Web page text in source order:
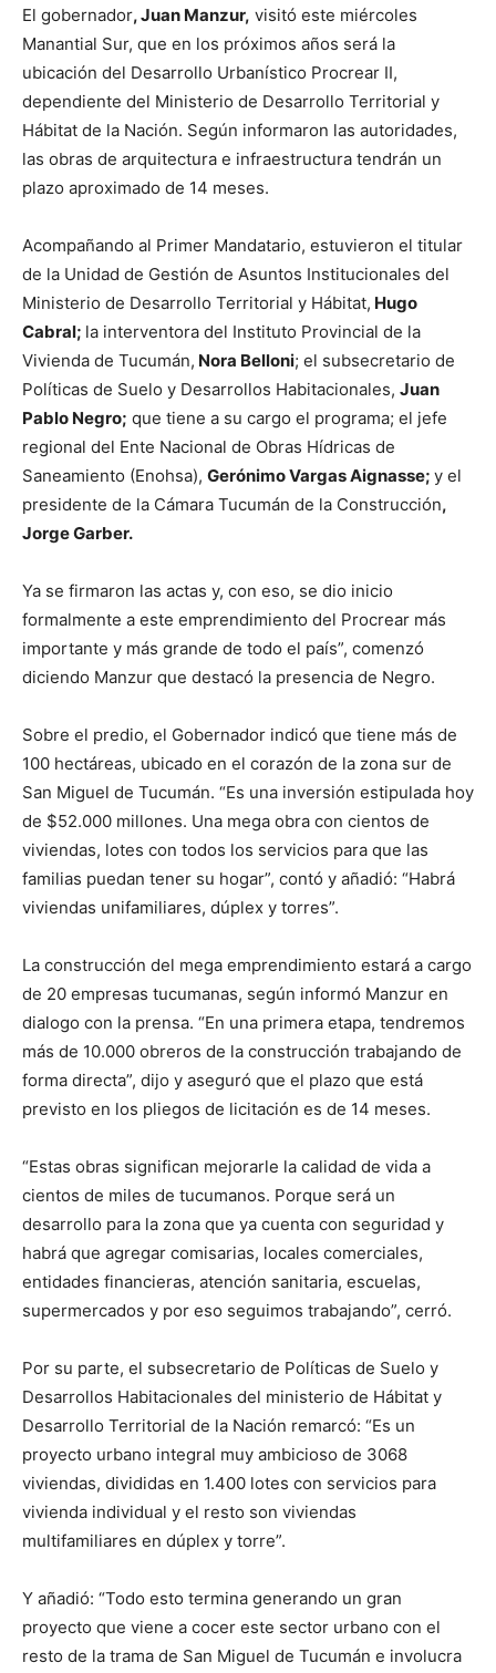
El gobernador, Juan Manzur, visitó este miércoles
Manantial Sur, que en los próximos años será la
ubicación del Desarrollo Urbanístico Procrear II,
dependiente del Ministerio de Desarrollo Territorial y
Hábitat de la Nación. Según informaron las autoridades,
las obras de arquitectura e infraestructura tendrán un
plazo aproximado de 14 meses.
Acompañando al Primer Mandatario, estuvieron el titular
de la Unidad de Gestión de Asuntos Institucionales del
Ministerio de Desarrollo Territorial y Hábitat, Hugo
Cabral; la interventora del Instituto Provincial de la
Vivienda de Tucumán, Nora Belloni; el subsecretario de
Políticas de Suelo y Desarrollos Habitacionales, Juan
Pablo Negro; que tiene a su cargo el programa; el jefe
regional del Ente Nacional de Obras Hídricas de
Saneamiento (Enohsa), Gerónimo Vargas Aignasse; y el
presidente de la Cámara Tucumán de la Construcción,
Jorge Garber.
Ya se firmaron las actas y, con eso, se dio inicio
formalmente a este emprendimiento del Procrear más
importante y más grande de todo el país”, comenzó
diciendo Manzur que destacó la presencia de Negro.
Sobre el predio, el Gobernador indicó que tiene más de
100 hectáreas, ubicado en el corazón de la zona sur de
San Miguel de Tucumán. “Es una inversión estipulada hoy
de $52.000 millones. Una mega obra con cientos de
viviendas, lotes con todos los servicios para que las
familias puedan tener su hogar”, contó y añadió: “Habrá
viviendas unifamiliares, dúplex y torres”.
La construcción del mega emprendimiento estará a cargo
de 20 empresas tucumanas, según informó Manzur en
dialogo con la prensa. “En una primera etapa, tendremos
más de 10.000 obreros de la construcción trabajando de
forma directa”, dijo y aseguró que el plazo que está
previsto en los pliegos de licitación es de 14 meses.
“Estas obras significan mejorarle la calidad de vida a
cientos de miles de tucumanos. Porque será un
desarrollo para la zona que ya cuenta con seguridad y
habrá que agregar comisarias, locales comerciales,
entidades financieras, atención sanitaria, escuelas,
supermercados y por eso seguimos trabajando”, cerró.
Por su parte, el subsecretario de Políticas de Suelo y
Desarrollos Habitacionales del ministerio de Hábitat y
Desarrollo Territorial de la Nación remarcó: “Es un
proyecto urbano integral muy ambicioso de 3068
viviendas, divididas en 1.400 lotes con servicios para
vivienda individual y el resto son viviendas
multifamiliares en dúplex y torre”.
Y añadió: “Todo esto termina generando un gran
proyecto que viene a cocer este sector urbano con el
resto de la trama de San Miguel de Tucumán e involucra